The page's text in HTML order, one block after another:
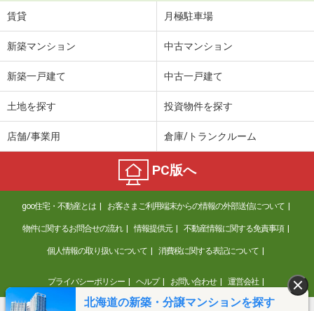
北海道の新築・分譲マンションを探す
賃貸 月極駐車場
新築マンション 中古マンション
新築一戸建て 中古一戸建て
土地を探す 投資物件を探す
店舗/事業用 倉庫/トランクルーム
PC版へ
goo住宅・不動産とは お客さまご利用端末からの情報の外部送信について
物件に関するお問合せの流れ 情報提供元 不動産情報に関する免責事項
個人情報の取り扱いについて 消費税に関する表記について
プライバシーポリシー ヘルプ お問い合わせ 運営会社